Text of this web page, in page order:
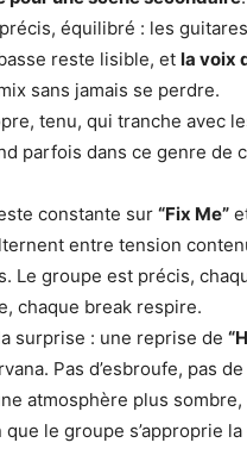
précis, équilibré : les
reste lisible, et la voix
sans jamais se perdre.
tenu, qui tranche avec
parfois dans ce genre de
constante sur “Fix Me”
entre tension
Le groupe est précis,
chaque break respire.
surprise : une reprise de
Pas d’esbroufe, pas
atmosphère plus
le groupe s’approprie